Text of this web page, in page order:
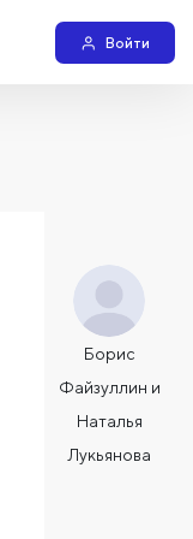
Войти
Борис
Файзуллин и
Наталья
Лукьянова